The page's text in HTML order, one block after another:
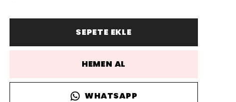
SEPETE EKLE
HEMEN AL
WHATSAPP